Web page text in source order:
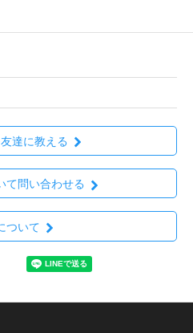
達に教える
て問い合わせる
ついて